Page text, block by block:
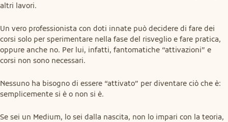
altri lavori.
Un vero professionista con doti innate può decidere di fare dei
corsi solo per sperimentare nella fase del risveglio e fare pratica,
oppure anche no. Per lui, infatti, fantomatiche “attivazioni” e
corsi non sono necessari.
Nessuno ha bisogno di essere “attivato” per diventare ciò che è:
semplicemente si è o non si è.
Se sei un Medium, lo sei dalla nascita, non lo impari con la teoria,